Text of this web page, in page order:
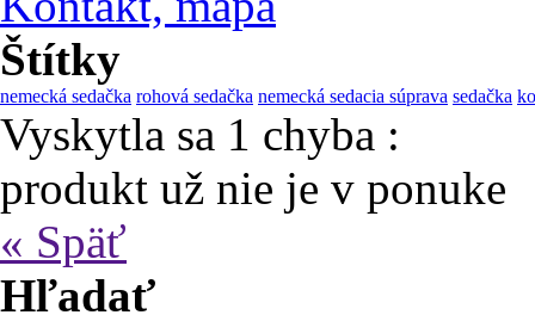
Štítky
nemecká sedačka rohová sedačka nemecká sedacia súprava sedačka
Vyskytla sa 1 chyba :
produkt už nie je v ponuke
« Späť
Hľadať